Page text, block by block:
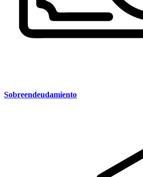
Sobreendeudamiento